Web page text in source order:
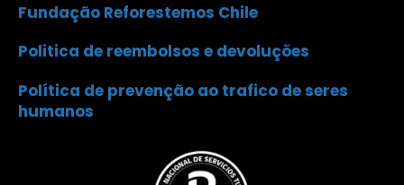
Fundação Reforestemos Chile
Politica de reembolsos e devoluções
Política de prevenção ao trafico de seres
humanos